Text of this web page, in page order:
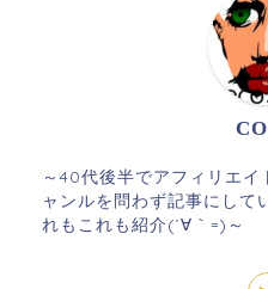
～40代後半でアフィリエ
ャンルを問わず記事にして
れもこれも紹介(´∀｀=)～